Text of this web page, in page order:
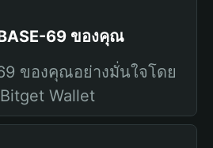
69 ของคุณ
ของคุณอย่างมั่นใจโดย
Wallet